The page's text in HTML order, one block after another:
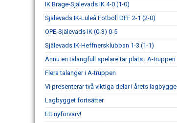
IK Brage-Själevads IK 4-0 (1-0)
Själevads IK-Luleå Fotboll DFF 2-1 (2-0)
OPE-Själevads IK (0-3) 0-5
Själevads IK-Heffnersklubban 1-3 (1-1)
Ännu en talangfull spelare tar plats i A-truppen
Flera talanger i A-truppen
Vi presenterar två viktiga delar i årets lagbygge
Lagbygget fortsätter
Ett nyförvärv!